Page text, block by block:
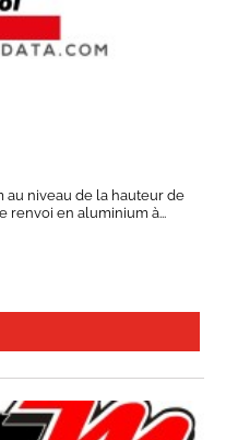
OUVRÉS
au niveau de la hauteur de
renvoi en aluminium à...